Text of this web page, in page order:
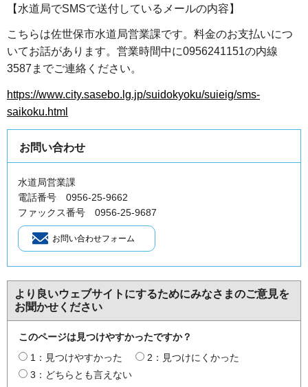
【水道局でSMSで送付しているメールの内容】
こちらは佐世保市水道局営業課です。料金のお支払いにつ
いてお話があります。営業時間中に0956241151の内線
3587までご連絡ください。
https://www.city.sasebo.lg.jp/suidokyoku/suieig/sms-
saikoku.html
お問い合わせ
水道局営業課
電話番号 0956-25-9662
ファックス番号 0956-25-9687
より良いウェブサイトにするためにみなさまのご意見を
お聞かせください
このページは見つけやすかったですか？
1：見つけやすかった
2：見つけにくかった
3：どちらとも言えない